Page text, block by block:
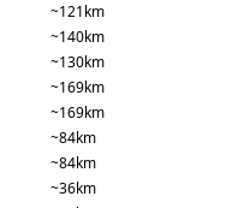
~121km
~140km
~130km
~169km
~169km
~84km
~84km
~36km